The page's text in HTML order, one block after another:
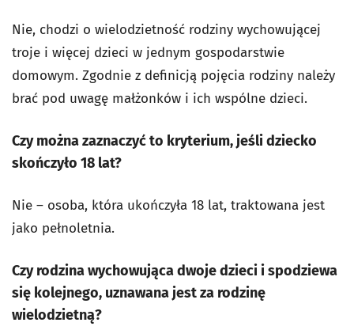
Nie, chodzi o wielodzietność rodziny wychowującej
troje i więcej dzieci w jednym gospodarstwie
domowym. Zgodnie z definicją pojęcia rodziny należy
brać pod uwagę małżonków i ich wspólne dzieci.
Czy można zaznaczyć to kryterium, jeśli dziecko
skończyło 18 lat?
Nie – osoba, która ukończyła 18 lat, traktowana jest
jako pełnoletnia.
Czy rodzina wychowująca dwoje dzieci i spodziewa
się kolejnego, uznawana jest za rodzinę
wielodzietną?